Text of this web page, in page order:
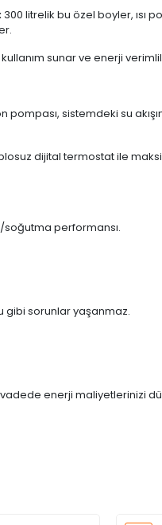
300 litrelik bu özel boyler, ısı
sunar ve enerji
sistemdeki su
dijital termostat ile
soğutma performansı.
gibi sorunlar yaşanmaz.
vadede enerji maliyetlerinizi